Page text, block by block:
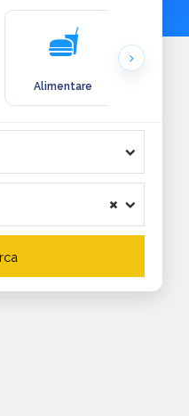
Alimentare